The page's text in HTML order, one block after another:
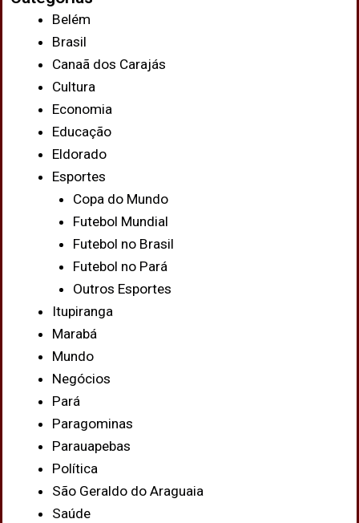
Belém
Brasil
Canaã dos Carajás
Cultura
Economia
Educação
Eldorado
Esportes
Copa do Mundo
Futebol Mundial
Futebol no Brasil
Futebol no Pará
Outros Esportes
Itupiranga
Marabá
Mundo
Negócios
Pará
Paragominas
Parauapebas
Política
São Geraldo do Araguaia
Saúde